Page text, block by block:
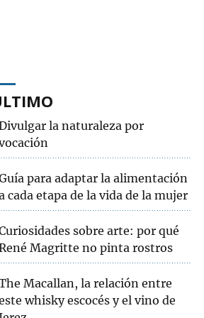
la naturaleza por
para adaptar la alimentación
cada etapa de la vida de la mujer
sobre arte: por qué
Magritte no pinta rostros
Macallan, la relación entre
whisky escocés y el vino de